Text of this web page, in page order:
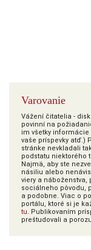
Varovanie
Vážení čitatelia -
povinní na
im všetky
vaše príspevky atď.)
stránke nevkladali
podstatu niektorého
Najmä, aby ste
násiliu alebo
viery a
sociálneho pôvodu,
a podobne. Viac o
portálu, ktoré si je
tu. Publikovaním
preštudovali a